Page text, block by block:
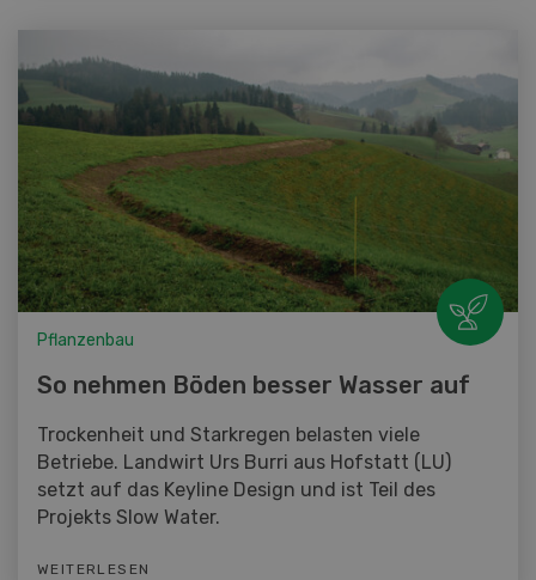
Pflanzenbau
So nehmen Böden besser Wasser auf
Trockenheit und Starkregen belasten viele
Betriebe. Landwirt Urs Burri aus Hofstatt (LU)
setzt auf das Keyline Design und ist Teil des
Projekts Slow Water.
WEITERLESEN